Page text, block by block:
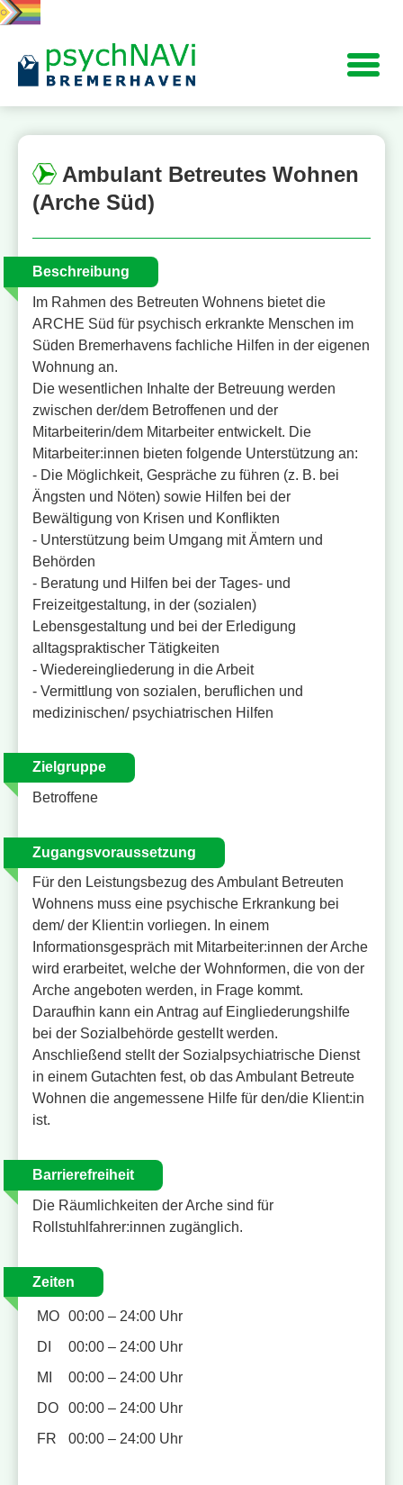
Navigation
Ambulant Betreutes Wohnen
(Arche Süd)
Beschreibung
Im Rahmen des Betreuten Wohnens bietet die
ARCHE Süd für psychisch erkrankte Menschen im
Süden Bremerhavens fachliche Hilfen in der eigenen
Wohnung an.
Die wesentlichen Inhalte der Betreuung werden
zwischen der/dem Betroffenen und der
Mitarbeiterin/dem Mitarbeiter entwickelt. Die
Mitarbeiter:innen bieten folgende Unterstützung an:
- Die Möglichkeit, Gespräche zu führen (z. B. bei
Ängsten und Nöten) sowie Hilfen bei der
Bewältigung von Krisen und Konflikten
- Unterstützung beim Umgang mit Ämtern und
Behörden
- Beratung und Hilfen bei der Tages- und
Freizeitgestaltung, in der (sozialen)
Lebensgestaltung und bei der Erledigung
alltagspraktischer Tätigkeiten
- Wiedereingliederung in die Arbeit
- Vermittlung von sozialen, beruflichen und
medizinischen/ psychiatrischen Hilfen
Zielgruppe
Betroffene
Zugangsvoraussetzung
Für den Leistungsbezug des Ambulant Betreuten
Wohnens muss eine psychische Erkrankung bei
dem/ der Klient:in vorliegen. In einem
Informationsgespräch mit Mitarbeiter:innen der Arche
wird erarbeitet, welche der Wohnformen, die von der
Arche angeboten werden, in Frage kommt.
Daraufhin kann ein Antrag auf Eingliederungshilfe
bei der Sozialbehörde gestellt werden.
Anschließend stellt der Sozialpsychiatrische Dienst
in einem Gutachten fest, ob das Ambulant Betreute
Wohnen die angemessene Hilfe für den/die Klient:in
ist.
Barrierefreiheit
Die Räumlichkeiten der Arche sind für
Rollstuhlfahrer:innen zugänglich.
Zeiten
MO 00:00 – 24:00 Uhr
DI
00:00 – 24:00 Uhr
MI
00:00 – 24:00 Uhr
DO
00:00 – 24:00 Uhr
FR
00:00 – 24:00 Uhr